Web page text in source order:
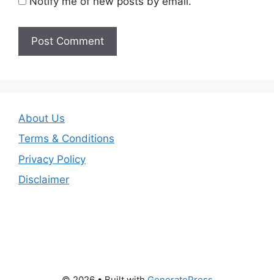
About Us
Terms & Conditions
Privacy Policy
Disclaimer